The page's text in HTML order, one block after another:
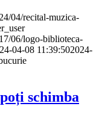
04/recital-muzica-
06/logo-biblioteca-
04-08 11:39:502024-
schimba